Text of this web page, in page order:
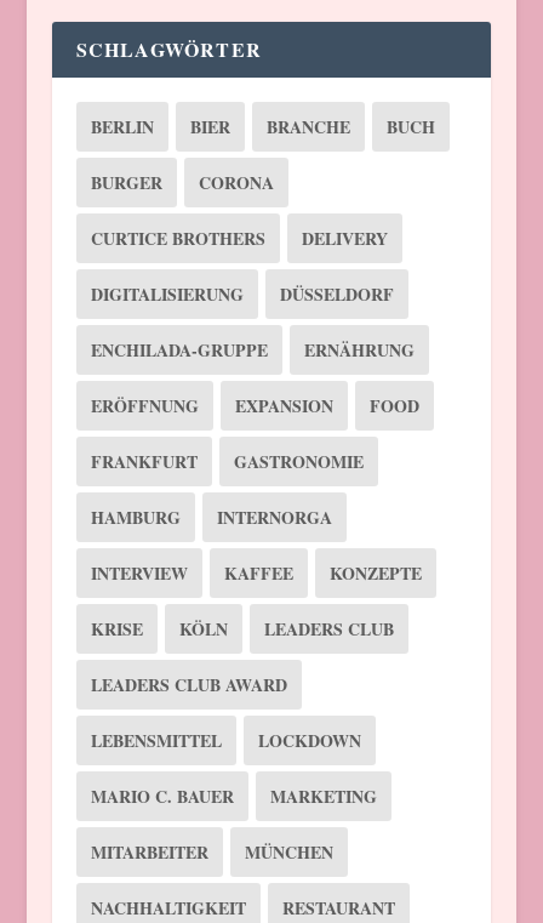
SCHLAGWÖRTER
BERLIN BIER BRANCHE BUCH
BURGER CORONA
CURTICE BROTHERS DELIVERY
DIGITALISIERUNG DÜSSELDORF
ENCHILADA-GRUPPE ERNÄHRUNG
ERÖFFNUNG EXPANSION FOOD
FRANKFURT GASTRONOMIE
HAMBURG INTERNORGA
INTERVIEW KAFFEE KONZEPTE
KRISE KÖLN LEADERS CLUB
LEADERS CLUB AWARD
LEBENSMITTEL LOCKDOWN
MARIO C. BAUER MARKETING
MITARBEITER MÜNCHEN
NACHHALTIGKEIT RESTAURANT